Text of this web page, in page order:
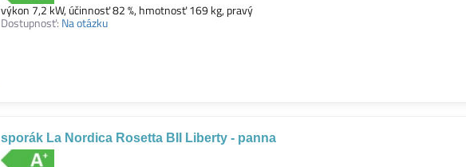
výkon 7,2 kW, účinnosť 82 %, hmotnosť 169 kg, pravý
Dostupnosť: Na otázku
sporák La Nordica Rosetta BII Liberty - panna